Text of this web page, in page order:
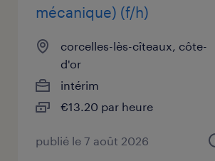
mécanique) (f/h)
corcelles-lès-cîteaux, côte-
d'or
intérim
€13.20 par heure
publié le 7 août 2026